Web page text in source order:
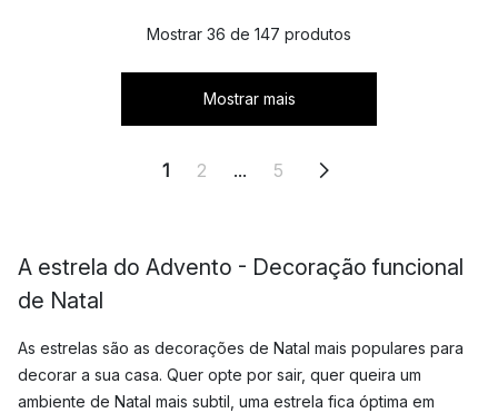
Mostrar 36 de 147 produtos
Mostrar mais
1 2 ... 5
A estrela do Advento - Decoração funcional
de Natal
As estrelas são as decorações de Natal mais populares para
decorar a sua casa. Quer opte por sair, quer queira um
ambiente de Natal mais subtil, uma estrela fica óptima em